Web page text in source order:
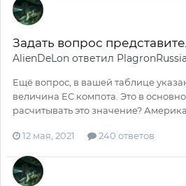
Задать вопрос
AlienDeLon ответил PlagronRussia
Ещё вопрос, в вашей таблице
величина EC компота. Это в
расчитывать это значение?
12 мая, 2021 240 ответов